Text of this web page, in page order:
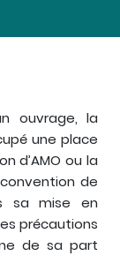
ouvrage, la
une place
d’AMO ou la
de
sa mise en
précautions
de sa part